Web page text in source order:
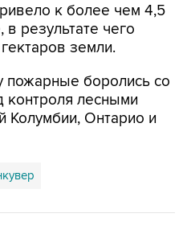
к более чем 4,5
результате чего
земли.
пожарные боролись со
лесными
Колумбии, Онтарио и